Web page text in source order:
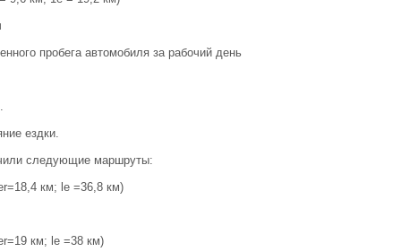
пробега автомобиля за рабочий день
ездки.
следующие маршруты:
км; le =36,8 км)
км; le =38 км)